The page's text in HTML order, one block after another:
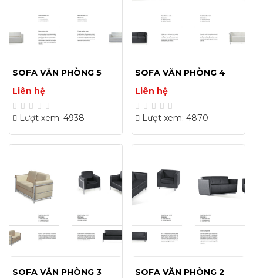
SOFA VĂN PHÒNG 5
Liên hệ
Lượt xem: 4938
SOFA VĂN PHÒNG 4
Liên hệ
Lượt xem: 4870
SOFA VĂN PHÒNG 3
SOFA VĂN PHÒNG 2